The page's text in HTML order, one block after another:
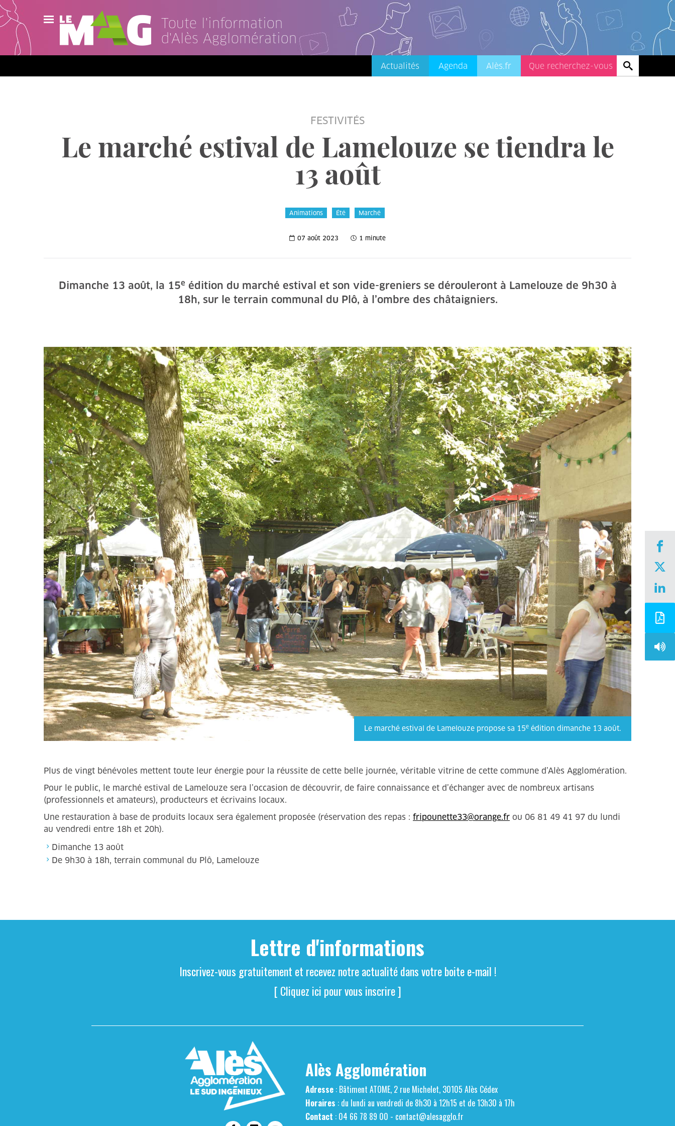
Toute l'information
d'Alès Agglomération
Actualités
Agenda
Contact
Actualités Agenda Alès.fr
FESTIVITÉS
Le marché estival de Lamelouze se tiendra le
13 août
Animations Été Marché
07 août 2023 1 minute
Dimanche 13 août, la 15e édition du marché estival et son vide-greniers se dérouleront à Lamelouze de 9h30 à
18h, sur le terrain communal du Plô, à l’ombre des châtaigniers.
Le marché estival de Lamelouze propose sa 15e édition dimanche 13 août.
Plus de vingt bénévoles mettent toute leur énergie pour la réussite de cette belle journée, véritable vitrine de cette commune d’Alès Agglomération.
Pour le public, le marché estival de Lamelouze sera l’occasion de découvrir, de faire connaissance et d’échanger avec de nombreux artisans
(professionnels et amateurs), producteurs et écrivains locaux.
Une restauration à base de produits locaux sera également proposée (réservation des repas : fripounette33@orange.fr ou 06 81 49 41 97 du lundi
au vendredi entre 18h et 20h).
Dimanche 13 août
De 9h30 à 18h, terrain communal du Plô, Lamelouze
Lettre d'informations
Inscrivez-vous gratuitement et recevez notre actualité dans votre boite e-mail !
[ Cliquez ici pour vous inscrire ]
Alès Agglomération
Adresse: Bâtiment ATOME, 2 rue Michelet, 30105 Alès Cédex
Horaires : du lundi au vendredi de 8h30 à 12h15 et de 13h30 à 17h
Contact : 04 66 78 89 00 - contact@alesagglo.fr